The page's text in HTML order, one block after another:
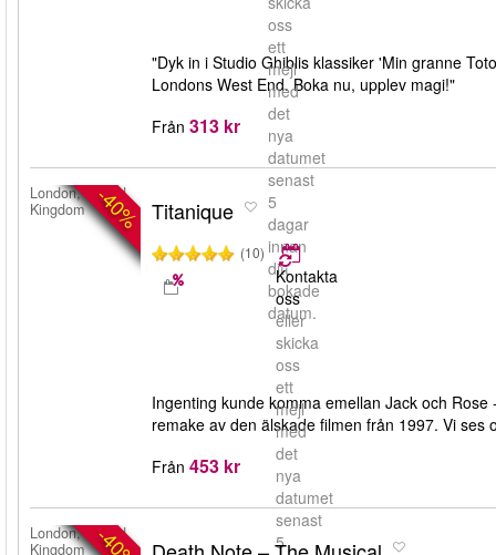
oss
ett
mejl
med
det
nya
datumet
senast
5
dagar
innan
ditt
bokade
datum.
"Dyk in i Studio Ghiblis klassiker 'Min granne
Londons West End. Boka nu, upplev magi!"
Från 313 kr
-40%
London, United
Kingdom
Titanique
(10)
Kontakta
oss
eller
skicka
oss
ett
mejl
med
det
nya
datumet
senast
5
Ingenting kunde komma emellan Jack och
remake av den älskade filmen från 1997. Vi ses
Från 453 kr
London, United
Kingdom